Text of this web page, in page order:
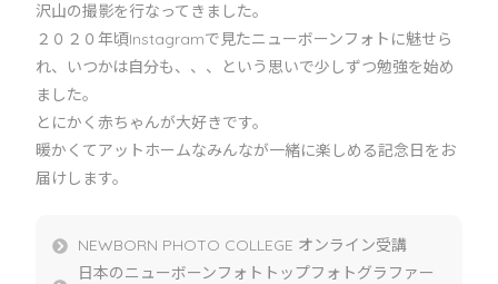
沢山の撮影を行なってきました。
２０２０年頃Instagramで見たニューボーンフォトに魅せら
れ、いつかは自分も、、、という思いで少しずつ勉強を始め
ました。
とにかく赤ちゃんが大好きです。
暖かくてアットホームなみんなが一緒に楽しめる記念日をお
届けします。
NEWBORN PHOTO COLLEGE オンライン受講
日本のニューボーンフォトトップフォトグラファー